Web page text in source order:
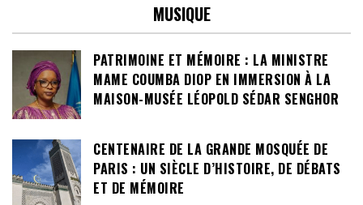
MUSIQUE
PATRIMOINE ET MÉMOIRE : LA MINISTRE
MAME COUMBA DIOP EN IMMERSION À LA
MAISON-MUSÉE LÉOPOLD SÉDAR SENGHOR
CENTENAIRE DE LA GRANDE MOSQUÉE DE
PARIS : UN SIÈCLE D’HISTOIRE, DE DÉBATS
ET DE MÉMOIRE